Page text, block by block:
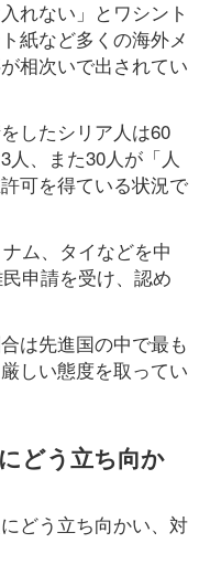
れない」とワシント
紙など多くの海外メ
相次いで出されてい
したシリア人は60
人、また30人が「人
可を得ている状況で
ム、タイなどを中
申請を受け、認め
は先進国の中で最も
しい態度を取ってい
どう立ち向か
どう立ち向かい、対